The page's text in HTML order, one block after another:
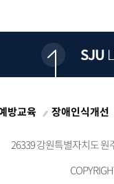
SJU
방교육 장애인식개선
26339 강원특별자치도 원